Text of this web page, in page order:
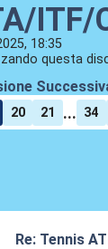
ITF/
18:35
questa
20 21 ... 34
Re: Tennis